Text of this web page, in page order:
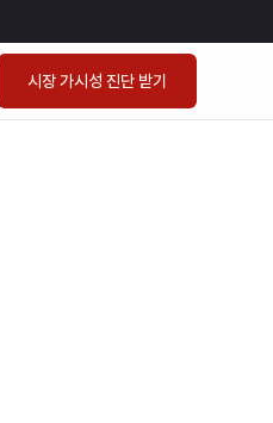
시장 가시성 진단 받기